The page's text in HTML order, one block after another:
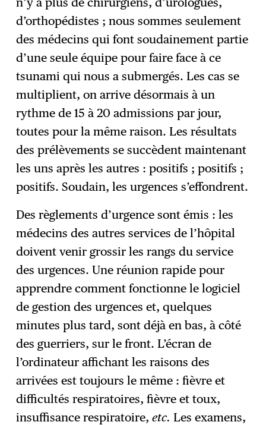
d’orthopédistes ; nous sommes seulement
des médecins qui font soudainement partie
d’une seule équipe pour faire face à ce
tsunami qui nous a submergés. Les cas se
multiplient, on arrive désormais à un
rythme de 15 à 20 admissions par jour,
toutes pour la même raison. Les résultats
des prélèvements se succèdent maintenant
les uns après les autres : positifs ; positifs ;
positifs. Soudain, les urgences s’effondrent.
Des règlements d’urgence sont émis : les
médecins des autres services de l’hôpital
doivent venir grossir les rangs du service
des urgences. Une réunion rapide pour
apprendre comment fonctionne le logiciel
de gestion des urgences et, quelques
minutes plus tard, sont déjà en bas, à côté
des guerriers, sur le front. L’écran de
l’ordinateur affichant les raisons des
arrivées est toujours le même : fièvre et
difficultés respiratoires, fièvre et toux,
insuffisance respiratoire,etc. Les examens,